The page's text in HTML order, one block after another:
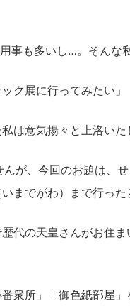
事も多いし…。そんな
ク展に行ってみたい」
は意気揚々と上洛いた
が、今回のお題は、
までがわ）まで行った
代の天皇さんがお住
衆所」「御色紙部屋